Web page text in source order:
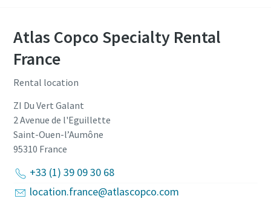
Atlas Copco Specialty Rental
France
Rental location
ZI Du Vert Galant
2 Avenue de l'Eguillette
Saint-Ouen-l’Aumône
95310 France
+33 (1) 39 09 30 68
location.france@atlascopco.com